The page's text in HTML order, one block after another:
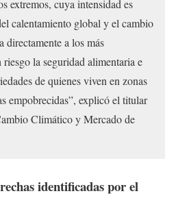
extremos, cuya intensidad es
calentamiento global y el cambio
directamente a los más
la seguridad alimentaria e
de quienes viven en zonas
empobrecidas”, explicó el titular
Climático y Mercado de
identificadas por el